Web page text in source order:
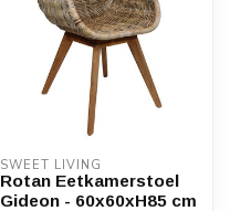
SWEET LIVING
Rotan Eetkamerstoel
Gideon - 60x60xH85 cm